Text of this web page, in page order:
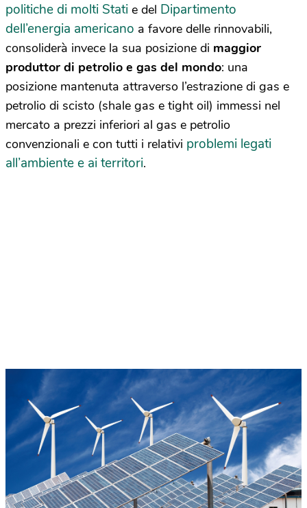
politiche di molti Stati e del Dipartimento
dell’energia americano a favore delle rinnovabili,
consoliderà invece la sua posizione di maggior
produttor di petrolio e gas del mondo: una
posizione mantenuta attraverso l’estrazione di gas e
petrolio di scisto (shale gas e tight oil) immessi nel
mercato a prezzi inferiori al gas e petrolio
convenzionali e con tutti i relativi problemi legati
all’ambiente e ai territori.